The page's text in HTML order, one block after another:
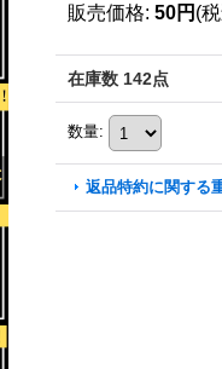
販売価格: 50円 (
在庫数 142点
数量:
返品特約に関する